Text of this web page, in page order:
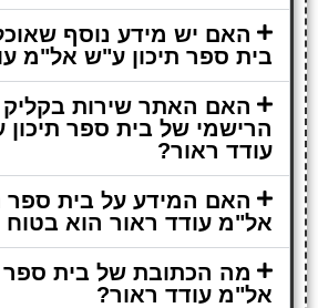
האם יש מידע נוסף
בית ספר תיכון ע"ש אל"מ
האם האתר שירות בקליק
הרישמי של בית ספר
עודד ראור?
האם המידע על בית ספר
אל"מ עודד ראור הוא בטוח
מה הכתובת של בית ספר
אל"מ עודד ראור?